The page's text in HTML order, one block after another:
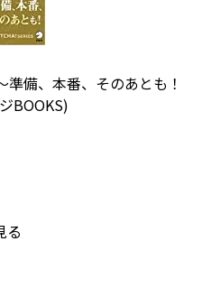
準備、本番、そのあとも！
BOOKS)
る